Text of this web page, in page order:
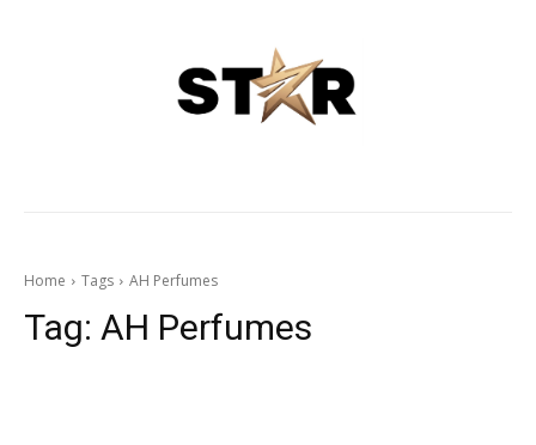
Home Tags AH Perfumes
Tag: AH Perfumes